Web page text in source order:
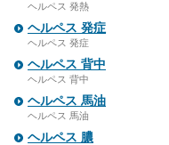
ヘルペス 発熱
ヘルペス 発症
ヘルペス 発症
ヘルペス 背中
ヘルペス 背中
ヘルペス 馬油
ヘルペス 馬油
ヘルペス 膿